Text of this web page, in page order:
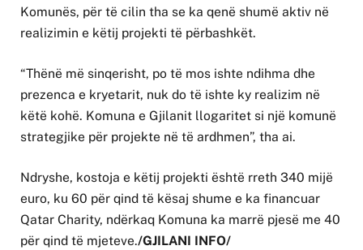
Komunës, për të cilin tha se ka qenë shumë aktiv në
realizimin e këtij projekti të përbashkët.
“Thënë më sinqerisht, po të mos ishte ndihma dhe
prezenca e kryetarit, nuk do të ishte ky realizim në
këtë kohë. Komuna e Gjilanit llogaritet si një komunë
strategjike për projekte në të ardhmen”, tha ai.
Ndryshe, kostoja e këtij projekti është rreth 340 mijë
euro, ku 60 për qind të kësaj shume e ka financuar
Qatar Charity, ndërkaq Komuna ka marrë pjesë me 40
për qind të mjeteve./GJILANI INFO/